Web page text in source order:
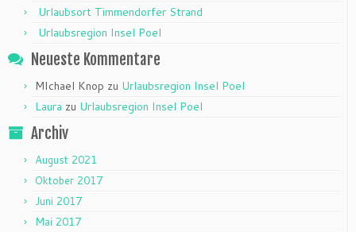
Urlaubsort Timmendorfer Strand
Urlaubsregion Insel Poel
Neueste Kommentare
MIchael Knop zu Urlaubsregion Insel Poel
Laura zu Urlaubsregion Insel Poel
Archiv
August 2021
Oktober 2017
Juni 2017
Mai 2017